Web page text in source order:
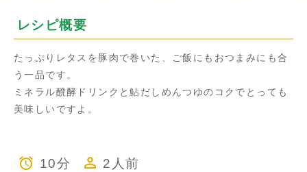
レシピ概要
たっぷりレタスを豚肉で巻いた、ご飯にもおつまみにも合
う一品です。
ミネラル醗酵ドリンクと鮎だしめんつゆのコクでとっても
美味しいですよ。
10分 2人前